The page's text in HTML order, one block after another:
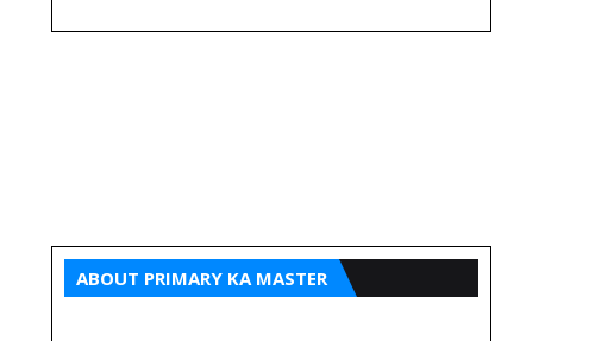
ABOUT PRIMARY KA MASTER